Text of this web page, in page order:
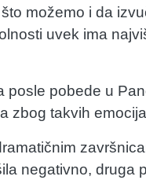
možemo i da
uvek ima
pobede u
zbog takvih
negativno, druga